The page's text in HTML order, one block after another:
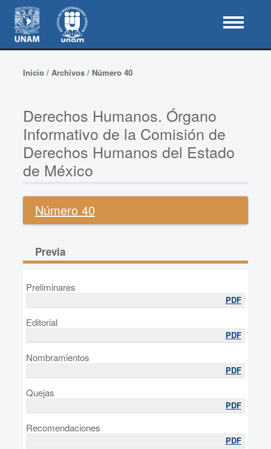
Inicio/ Archivos/ Número 40
Derechos Humanos. Órgano
Informativo de la Comisión de
Derechos Humanos del Estado
de México
Número 40
Previa
Preliminares
PDF
Editorial
PDF
Nombramientos
PDF
Quejas
PDF
Recomendaciones
PDF